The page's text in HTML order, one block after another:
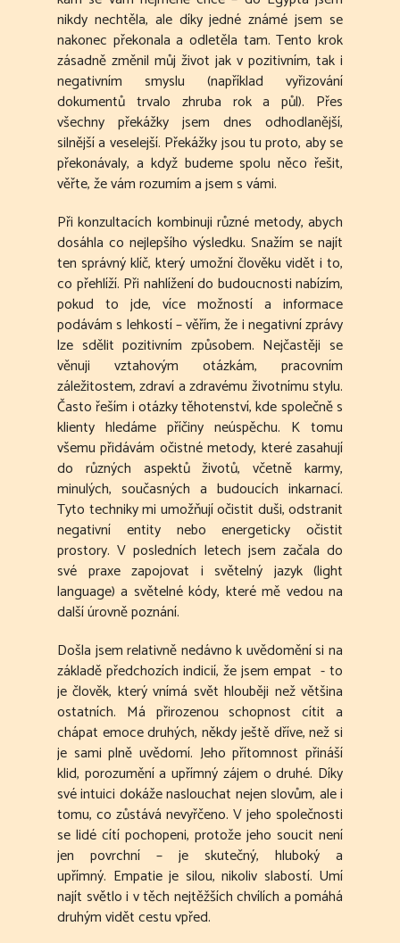
nikdy nechtěla, ale díky jedné známé jsem se
nakonec překonala a odletěla tam. Tento krok
zásadně změnil můj život jak v pozitivním, tak i
negativním smyslu (například vyřizování
dokumentů trvalo zhruba rok a půl). Přes
všechny překážky jsem dnes odhodlanější,
silnější a veselejší. Překážky jsou tu proto, aby se
překonávaly, a když budeme spolu něco řešit,
věřte, že vám rozumím a jsem s vámi.
Při konzultacích kombinuji různé metody, abych
dosáhla co nejlepšího výsledku. Snažím se najít
ten správný klíč, který umožní člověku vidět i to,
co přehlíží. Při nahlížení do budoucnosti nabízím,
pokud to jde, více možností a informace
podávám s lehkostí – věřím, že i negativní zprávy
lze sdělit pozitivním způsobem. Nejčastěji se
věnuji vztahovým otázkám, pracovním
záležitostem, zdraví a zdravému životnímu stylu.
Často řeším i otázky těhotenství, kde společně s
klienty hledáme příčiny neúspěchu. K tomu
všemu přidávám očistné metody, které zasahují
do různých aspektů životů, včetně karmy,
minulých, současných a budoucích inkarnací.
Tyto techniky mi umožňují očistit duši, odstranit
negativní entity nebo energeticky očistit
prostory. V posledních letech jsem začala do
své praxe zapojovat i světelný jazyk (light
language) a světelné kódy, které mě vedou na
další úrovně poznání.
Došla jsem relativně nedávno k uvědomění si na
základě předchozích indicií, že jsem empat - to
je člověk, který vnímá svět hlouběji než většina
ostatních. Má přirozenou schopnost cítit a
chápat emoce druhých, někdy ještě dříve, než si
je sami plně uvědomí. Jeho přítomnost přináší
klid, porozumění a upřímný zájem o druhé. Díky
své intuici dokáže naslouchat nejen slovům, ale i
tomu, co zůstává nevyřčeno. V jeho společnosti
se lidé cítí pochopeni, protože jeho soucit není
jen povrchní – je skutečný, hluboký a
upřímný. Empatie je silou, nikoliv slabostí. Umí
najít světlo i v těch nejtěžších chvílích a pomáhá
druhým vidět cestu vpřed.